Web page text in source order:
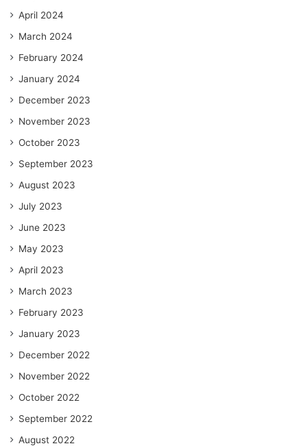
April 2024
March 2024
February 2024
January 2024
December 2023
November 2023
October 2023
September 2023
August 2023
July 2023
June 2023
May 2023
April 2023
March 2023
February 2023
January 2023
December 2022
November 2022
October 2022
September 2022
August 2022